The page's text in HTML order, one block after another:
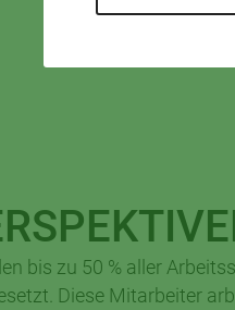
bis zu 50 % aller
Diese Mitarbeiter